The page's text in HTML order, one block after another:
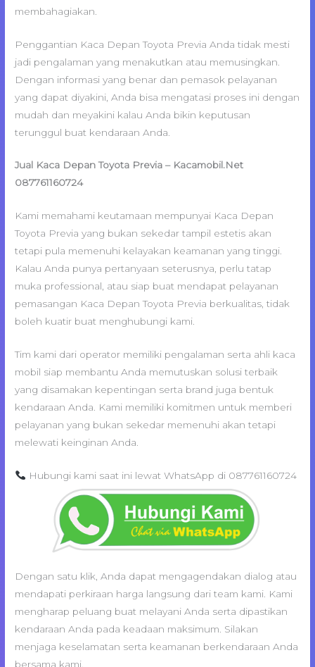
membahagiakan.
Penggantian Kaca Depan Toyota Previa Anda tidak mesti
jadi pengalaman yang menakutkan atau memusingkan.
Dengan informasi yang benar dan pemasok pelayanan
yang dapat diyakini, Anda bisa mengatasi proses ini dengan
mudah dan meyakini kalau Anda bikin keputusan
terunggul buat kendaraan Anda.
Jual Kaca Depan Toyota Previa – Kacamobil.Net
087761160724
Kami memahami keutamaan mempunyai Kaca Depan
Toyota Previa yang bukan sekedar tampil estetis akan
tetapi pula memenuhi kelayakan keamanan yang tinggi.
Kalau Anda punya pertanyaan seterusnya, perlu tatap
muka professional, atau siap buat mendapat pelayanan
pemasangan Kaca Depan Toyota Previa berkualitas, tidak
boleh kuatir buat menghubungi kami.
Tim kami dari operator memiliki pengalaman serta ahli kaca
mobil siap membantu Anda memutuskan solusi terbaik
yang disamakan kepentingan serta brand juga bentuk
kendaraan Anda. Kami memiliki komitmen untuk memberi
pelayanan yang bukan sekedar memenuhi akan tetapi
melewati keinginan Anda.
Hubungi kami saat ini lewat WhatsApp di 087761160724
Dengan satu klik, Anda dapat mengagendakan dialog atau
mendapati perkiraan harga langsung dari team kami. Kami
mengharap peluang buat melayani Anda serta dipastikan
kendaraan Anda pada keadaan maksimum. Silakan
menjaga keselamatan serta keamanan berkendaraan Anda
bersama kami.